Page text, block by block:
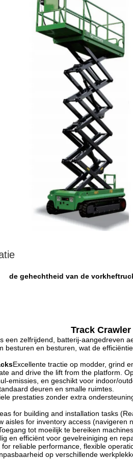
de gehechtheid van de
Track
een zelfrijdend, batterij-aangedreven
besturen en besturen, wat de
Excellente tractie op modder, grind
and drive the lift from the platform.
emissies, en geschikt voor indoor/
deuren en smalle ruimtes.
prestaties zonder extra
for building and installation tasks
aisles for inventory access (navigeren
tot moeilijk te bereiken machines
en efficiënt voor gevelreiniging en
reliable performance, flexible
op verschillende